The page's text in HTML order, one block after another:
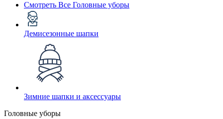
Смотреть Все Головные уборы
Демисезонные шапки
Зимние шапки и аксессуары
Головные уборы